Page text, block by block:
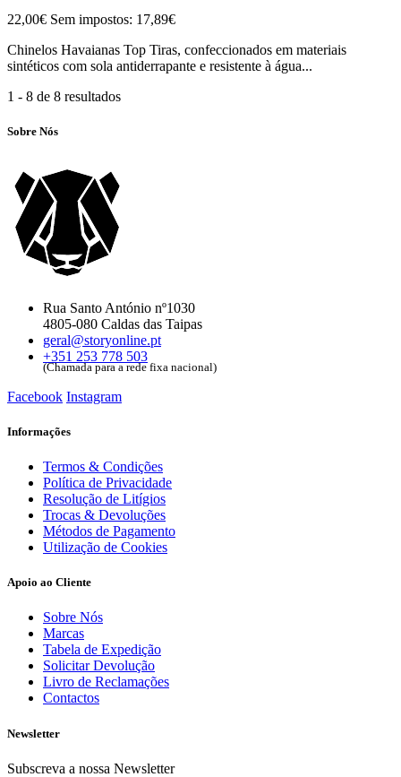
22,00€ Sem impostos: 17,89€
Chinelos Havaianas Top Tiras, confeccionados em materiais
sintéticos com sola antiderrapante e resistente à água...
1 - 8 de 8 resultados
Sobre Nós
Rua Santo António nº1030
4805-080 Caldas das Taipas
geral@storyonline.pt
+351 253 778 503
(Chamada para a rede fixa nacional)
Facebook Instagram
Informações
Termos & Condições
Política de Privacidade
Resolução de Litígios
Trocas & Devoluções
Métodos de Pagamento
Utilização de Cookies
Apoio ao Cliente
Sobre Nós
Marcas
Tabela de Expedição
Solicitar Devolução
Livro de Reclamações
Contactos
Newsletter
Subscreva a nossa Newsletter